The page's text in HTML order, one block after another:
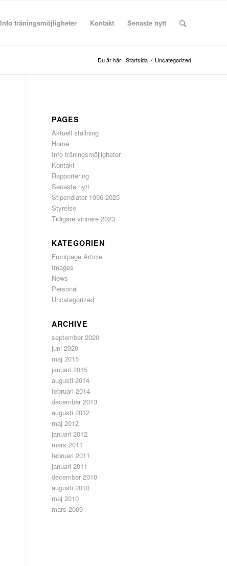
Info träningsmöjligheter Kontakt Senaste nytt
Du är här: Startsida / Uncategorized
PAGES
Aktuell ställning
Home
Info träningsmöjligheter
Kontakt
Rapportering
Senaste nytt
Stipendiater 1996-2025
Styrelse
Tidigare vinnare 2023
KATEGORIEN
Frontpage Article
Images
News
Personal
Uncategorized
ARCHIVE
september 2020
juni 2020
maj 2015
januari 2015
augusti 2014
februari 2014
december 2013
augusti 2012
maj 2012
januari 2012
mars 2011
februari 2011
januari 2011
december 2010
augusti 2010
maj 2010
mars 2009